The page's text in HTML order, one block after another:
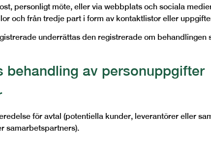
personligt möte, eller via webbplats och sociala
och från tredje part i form av kontaktlistor eller
underrättas den registrerade om
behandling av personuppgifter
för avtal (potentiella kunder, leverantörer eller
samarbetspartners).